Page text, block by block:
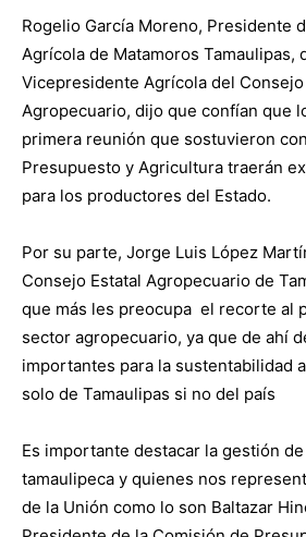
Rogelio García Moreno, Presidente
Agrícola de Matamoros Tamaulipas,
Vicepresidente Agrícola del Consejo
Agropecuario, dijo que confían que
primera reunión que sostuvieron
Presupuesto y Agricultura traerán
para los productores del Estado.
Por su parte, Jorge Luis López
Consejo Estatal Agropecuario de
que más les preocupa el recorte al
sector agropecuario, ya que de ahí
importantes para la sustentabilidad
solo de Tamaulipas si no del país
Es importante destacar la gestión
tamaulipeca y quienes nos
de la Unión como lo son Baltazar